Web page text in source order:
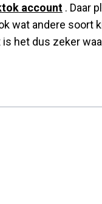
account . Daar
wat andere soort
het dus zeker